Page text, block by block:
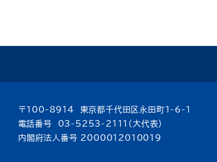
〒100-8914 東京都千代田区永田町1-6-1
電話番号 03-5253-2111（大代表）
内閣府法人番号 2000012010019